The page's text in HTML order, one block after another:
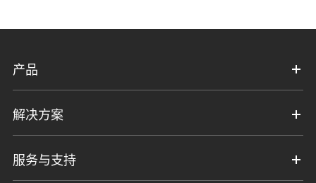
产品
解决方案
服务与支持